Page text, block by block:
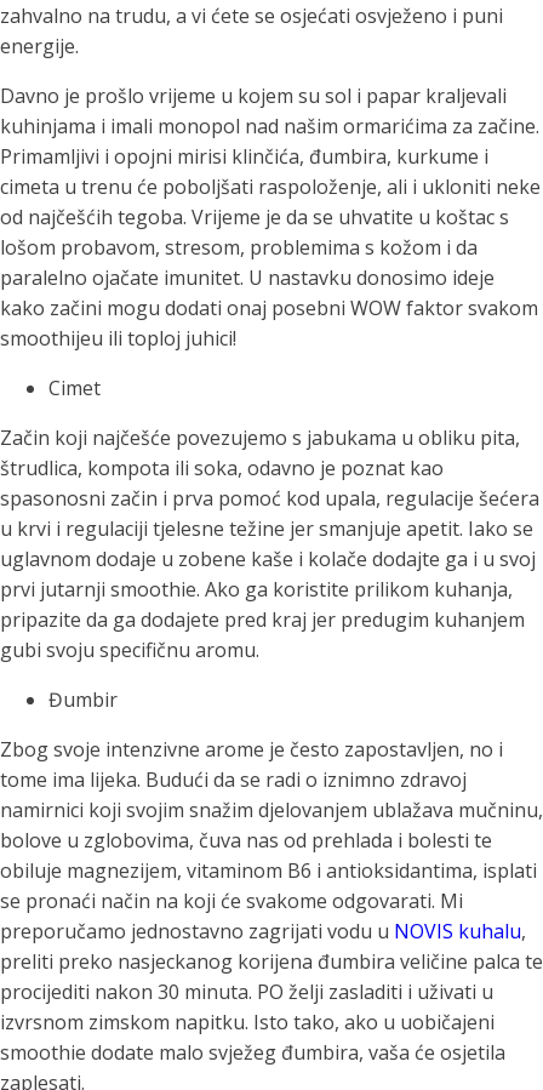
zahvalno na trudu, a vi ćete se osjećati osvježeno i puni
energije.
Davno je prošlo vrijeme u kojem su sol i papar kraljevali
kuhinjama i imali monopol nad našim ormarićima za začine.
Primamljivi i opojni mirisi klinčića, đumbira, kurkume i
cimeta u trenu će poboljšati raspoloženje, ali i ukloniti neke
od najčešćih tegoba. Vrijeme je da se uhvatite u koštac s
lošom probavom, stresom, problemima s kožom i da
paralelno ojačate imunitet. U nastavku donosimo ideje
kako začini mogu dodati onaj posebni WOW faktor svakom
smoothijeu ili toploj juhici!
Cimet
Začin koji najčešće povezujemo s jabukama u obliku pita,
štrudlica, kompota ili soka, odavno je poznat kao
spasonosni začin i prva pomoć kod upala, regulacije šećera
u krvi i regulaciji tjelesne težine jer smanjuje apetit. Iako se
uglavnom dodaje u zobene kaše i kolače dodajte ga i u svoj
prvi jutarnji smoothie. Ako ga koristite prilikom kuhanja,
pripazite da ga dodajete pred kraj jer predugim kuhanjem
gubi svoju specifičnu aromu.
Đumbir
Zbog svoje intenzivne arome je često zapostavljen, no i
tome ima lijeka. Budući da se radi o iznimno zdravoj
namirnici koji svojim snažim djelovanjem ublažava mučninu,
bolove u zglobovima, čuva nas od prehlada i bolesti te
obiluje magnezijem, vitaminom B6 i antioksidantima, isplati
se pronaći način na koji će svakome odgovarati. Mi
preporučamo jednostavno zagrijati vodu u NOVIS kuhalu,
preliti preko nasjeckanog korijena đumbira veličine palca te
procijediti nakon 30 minuta. PO želji zasladiti i uživati u
izvrsnom zimskom napitku. Isto tako, ako u uobičajeni
smoothie dodate malo svježeg đumbira, vaša će osjetila
zaplesati.